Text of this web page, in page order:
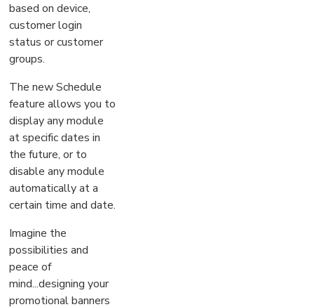
based on device,
customer login
status or customer
groups.
The new Schedule
feature allows you to
display any module
at specific dates in
the future, or to
disable any module
automatically at a
certain time and date.
Imagine the
possibilities and
peace of
mind...designing your
promotional banners